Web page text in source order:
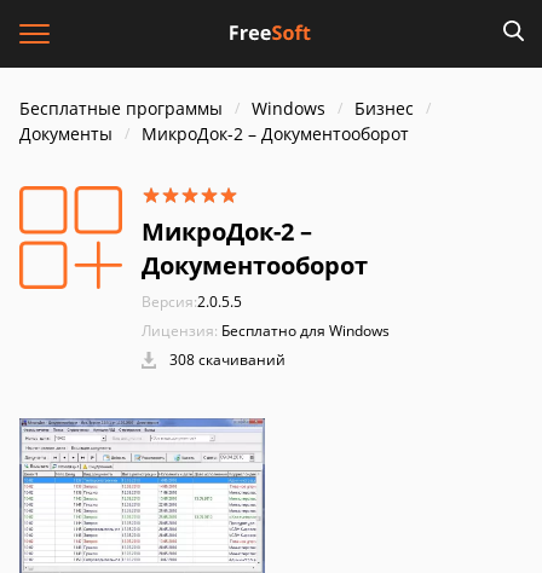
Бесплатные программы Windows
Бизнес
Документы
МикроДок-2 – Документооборот
МикроДок-2 –
Документооборот
Версия:2.0.5.5
Лицензия: Бесплатно для Windows
308 скачиваний